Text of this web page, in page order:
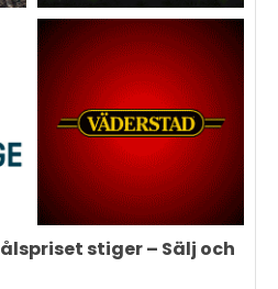
stiger – Sälj och